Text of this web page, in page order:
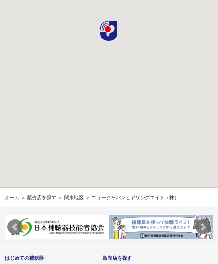
ホーム ＞ 販売店を探す ＞ 関東地区 ＞ ニュージャパンヒヤリングエイド（株）
はじめての補聴器
販売店を探す